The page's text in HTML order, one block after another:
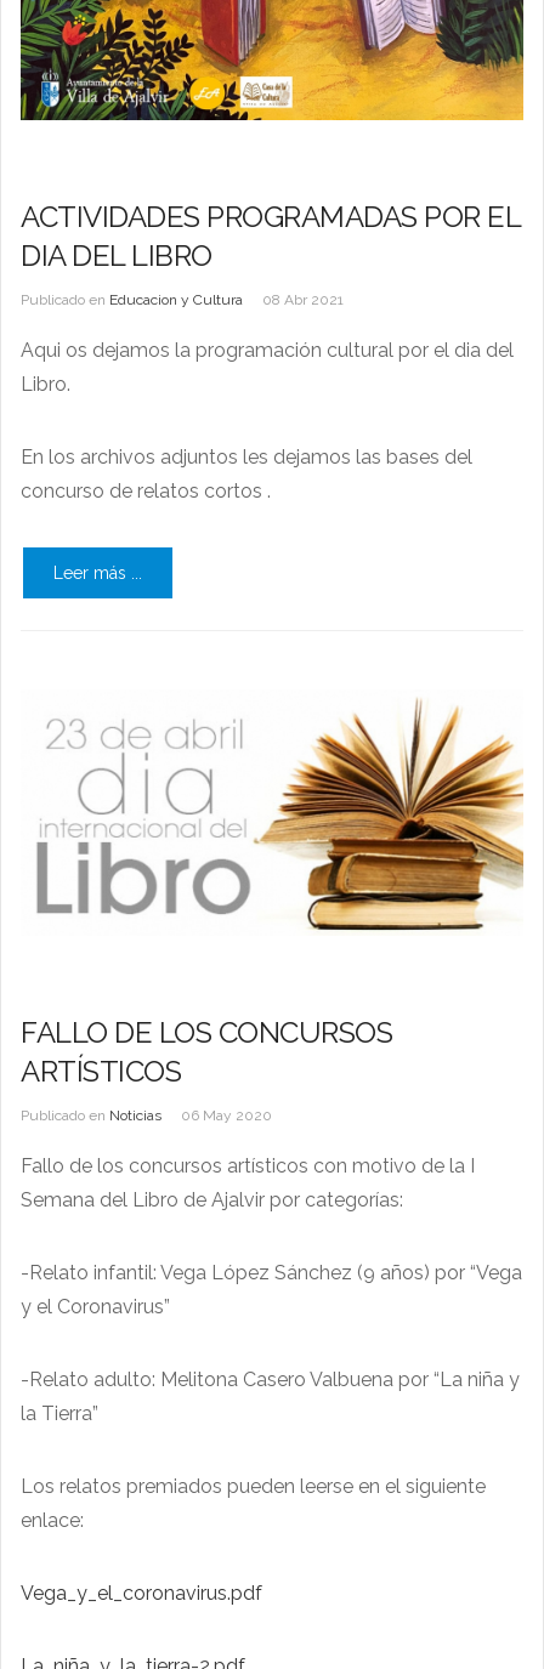
ACTIVIDADES PROGRAMADAS POR EL
DIA DEL LIBRO
Publicado en Educacion y Cultura 08 Abr 2021
Aqui os dejamos la programación cultural por el dia del
Libro.
En los archivos adjuntos les dejamos las bases del
concurso de relatos cortos .
Leer más ...
FALLO DE LOS CONCURSOS
ARTÍSTICOS
Publicado en Noticias 06 May 2020
Fallo de los concursos artísticos con motivo de la I
Semana del Libro de Ajalvir por categorías:
-Relato infantil: Vega López Sánchez (9 años) por “Vega
y el Coronavirus”
-Relato adulto: Melitona Casero Valbuena por “La niña y
la Tierra”
Los relatos premiados pueden leerse en el siguiente
enlace:
Vega_y_el_coronavirus.pdf